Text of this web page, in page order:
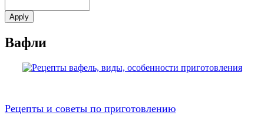
Вафли
Рецепты и советы по приготовлению